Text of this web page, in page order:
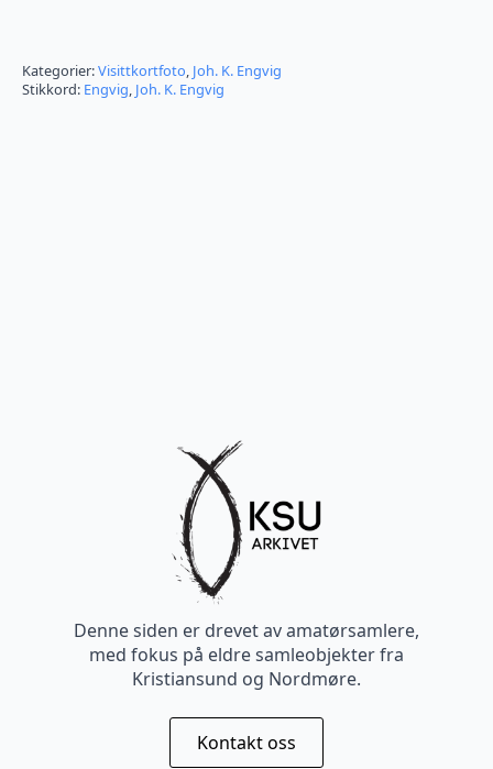
Kategorier:Visittkortfoto, Joh. K. Engvig
Stikkord: Engvig, Joh. K. Engvig
Denne siden er drevet av amatørsamlere,
med fokus på eldre samleobjekter fra
Kristiansund og Nordmøre.
Kontakt oss